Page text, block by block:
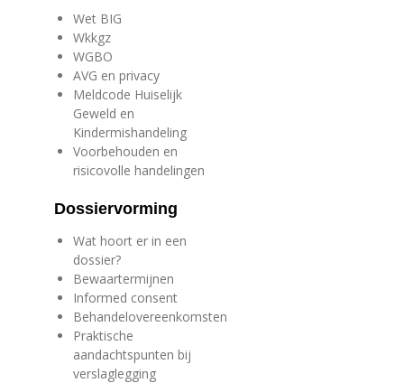
Wet BIG
Wkkgz
WGBO
AVG en privacy
Meldcode Huiselijk
Geweld en
Kindermishandeling
Voorbehouden en
risicovolle handelingen
Dossiervorming
Wat hoort er in een
dossier?
Bewaartermijnen
Informed consent
Behandelovereenkomsten
Praktische
aandachtspunten bij
verslaglegging